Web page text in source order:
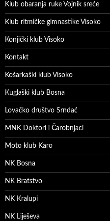
Klub obaranja ruke Vojnik sreće
Klub ritmičke gimnastike Visoko
Konjički klub Visoko
Kontakt
Košarkaški klub Visoko
Kuglaški klub Bosna
Lovačko društvo Srndać
MNK Doktori i Čarobnjaci
Moto klub Karo
NK Bosna
NK Bratstvo
NK Kralupi
NK Liješeva